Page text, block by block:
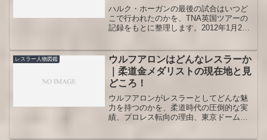
違いも整理
ハルク・ホーガンの最後の試合はいつど
こで行われたのかを、TNA英国ツアーの
記録をもとに整理します。2012年1月27
の関係、2011年のスティング戦が「テレ
ビ最後」と呼ばれる理由、WWE最後の試
合との違いまで、プロレスファン目線で
わかりやすくまとめました。
レスラー人物図鑑
ウルフアロンはどんなレスラーか
｜柔道金メダリストの現在地と見
どころ！
ウルフアロンがレスラーとしてどんな魅
力を持つのかを、柔道時代の圧倒的な実
績、プロレス転向の理由、東京ドームで